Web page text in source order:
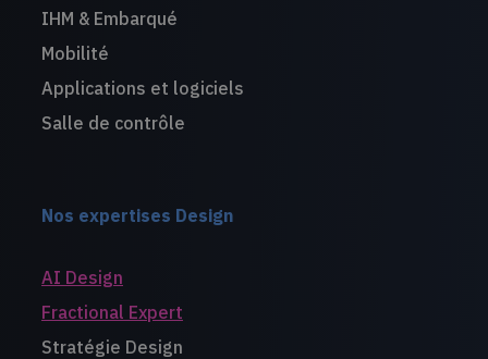
IHM & Embarqué
Mobilité
Applications et logiciels
Salle de contrôle
Nos expertises Design
AI Design
Fractional Expert
Stratégie Design